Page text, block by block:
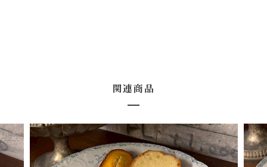
関連商品